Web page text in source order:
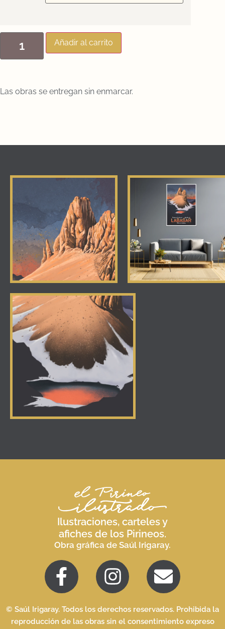
Añadir al carrito
Las obras se entregan sin enmarcar.
Ilustraciones, carteles y
afiches de los Pirineos.
Obra gráfica de Saúl Irigaray.
© Saúl Irigaray. Todos los derechos reservados. Prohibida la
reproducción de las obras sin el consentimiento expreso